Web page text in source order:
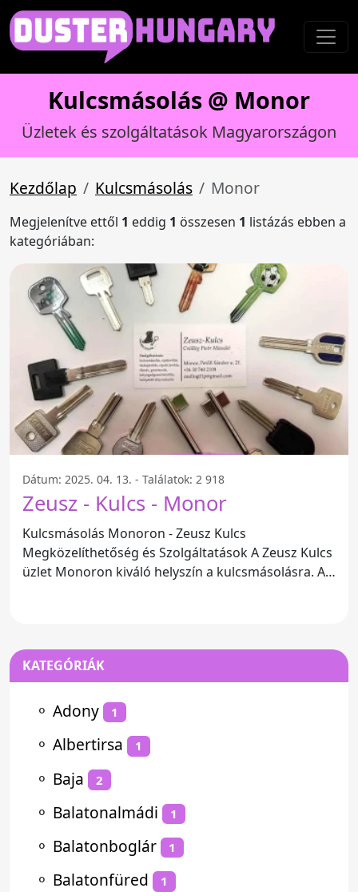
Kulcsmásolás @ Monor
Üzletek és szolgáltatások Magyarországon
Kezdőlap Kulcsmásolás Monor
Megjelenítve ettől 1 eddig 1 összesen 1 listázás ebben a
kategóriában:
Dátum: 2025. 04. 13. - Találatok: 2 918
Zeusz - Kulcs - Monor
Kulcsmásolás Monoron - Zeusz Kulcs
Megközelíthetőség és Szolgáltatások A Zeusz Kulcs
üzlet Monoron kiváló helyszín a kulcsmásolásra. A
KATEGÓRIÁK
⚬ Adony 1
⚬ Albertirsa 1
⚬ Baja 2
⚬ Balatonalmádi 1
⚬ Balatonboglár 1
⚬ Balatonfüred 1